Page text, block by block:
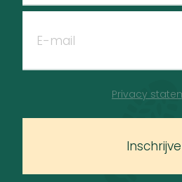
Privacy